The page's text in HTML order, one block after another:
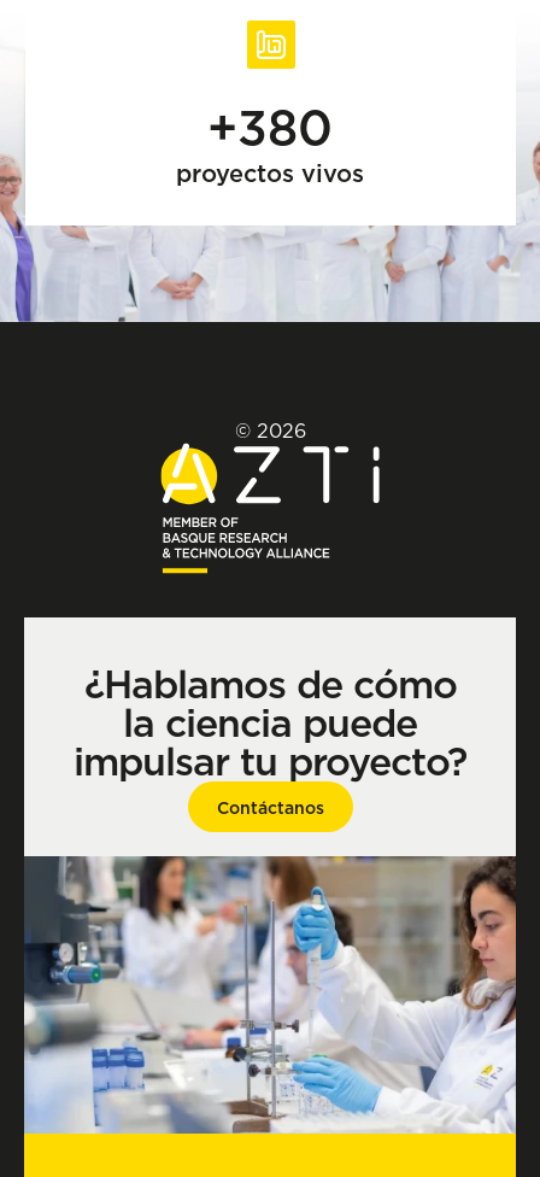
+380
proyectos vivos
© 2026
¿Hablamos de cómo
la ciencia puede
impulsar tu proyecto?
Contáctanos